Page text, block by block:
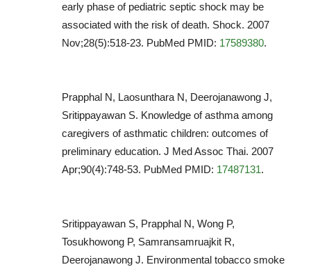
early phase of pediatric septic shock may be
associated with the risk of death. Shock. 2007
Nov;28(5):518-23. PubMed PMID: 17589380.
Prapphal N, Laosunthara N, Deerojanawong J,
Sritippayawan S. Knowledge of asthma among
caregivers of asthmatic children: outcomes of
preliminary education. J Med Assoc Thai. 2007
Apr;90(4):748-53. PubMed PMID: 17487131.
Sritippayawan S, Prapphal N, Wong P,
Tosukhowong P, Samransamruajkit R,
Deerojanawong J. Environmental tobacco smoke